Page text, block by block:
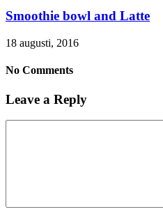
Smoothie bowl and Latte
18 augusti, 2016
No Comments
Leave a Reply